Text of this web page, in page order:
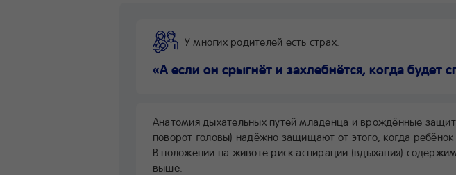
У многих родителей есть страх:
«А если он срыгнёт и захлебнётся, когда будет
Анатомия дыхательных путей младенца и врождённые
поворот головы) надёжно защищают от этого, когда
В положении на животе риск аспирации (вдыхания)
выше.